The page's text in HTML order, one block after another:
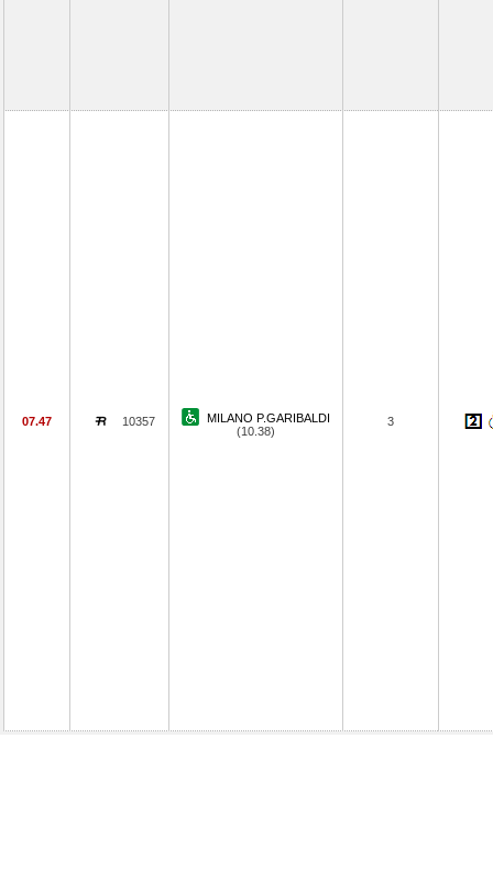
07.47 10357
MILANO P.GARIBALDI
(10.38)
3